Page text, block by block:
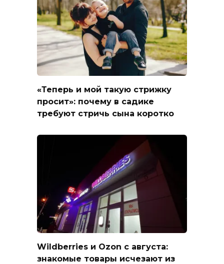
«Теперь и мой такую стрижку
просит»: почему в садике
требуют стричь сына коротко
Wildberries и Ozon с августа:
знакомые товары исчезают из